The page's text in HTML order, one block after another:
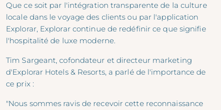
Que ce soit par l'intégration transparente de la culture
locale dans le voyage des clients ou par l'application
Explorar, Explorar continue de redéfinir ce que signifie
l'hospitalité de luxe moderne.
Tim Sargeant, cofondateur et directeur marketing
d'Explorar Hotels & Resorts, a parlé de l'importance de
ce prix :
"Nous sommes ravis de recevoir cette reconnaissance